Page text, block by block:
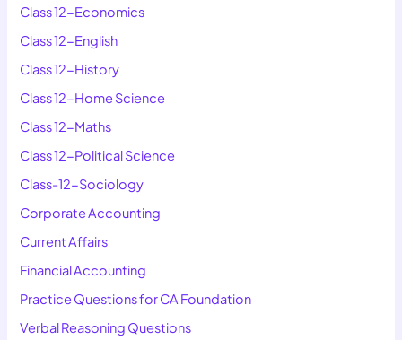
Class 12-Economics
Class 12-English
Class 12-History
Class 12-Home Science
Class 12-Maths
Class 12-Political Science
Class-12-Sociology
Corporate Accounting
Current Affairs
Financial Accounting
Practice Questions for CA Foundation
Verbal Reasoning Questions